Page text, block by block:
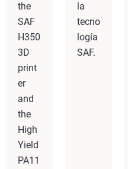
the
SAF
H350
3D
print
er
and
the
High
Yield
PA11
la
tecno
logía
SAF.